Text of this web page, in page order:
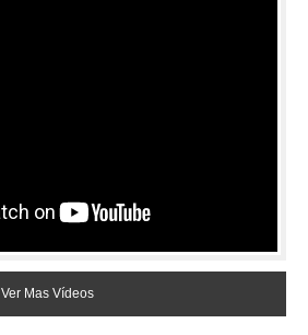
Ver Mas Vídeos